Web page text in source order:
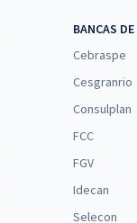
BANCAS
Cebraspe
Cesgranrio
Consulplan
FCC
FGV
Idecan
Selecon